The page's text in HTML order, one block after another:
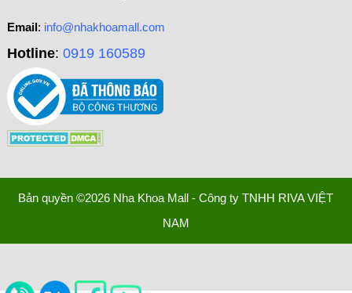
Email: info@nhakhoamall.com
Hotline: 0919 160589
Bản quyền ©2026 Nha Khoa Mall - Công ty TNHH RIVA VIỆT
NAM